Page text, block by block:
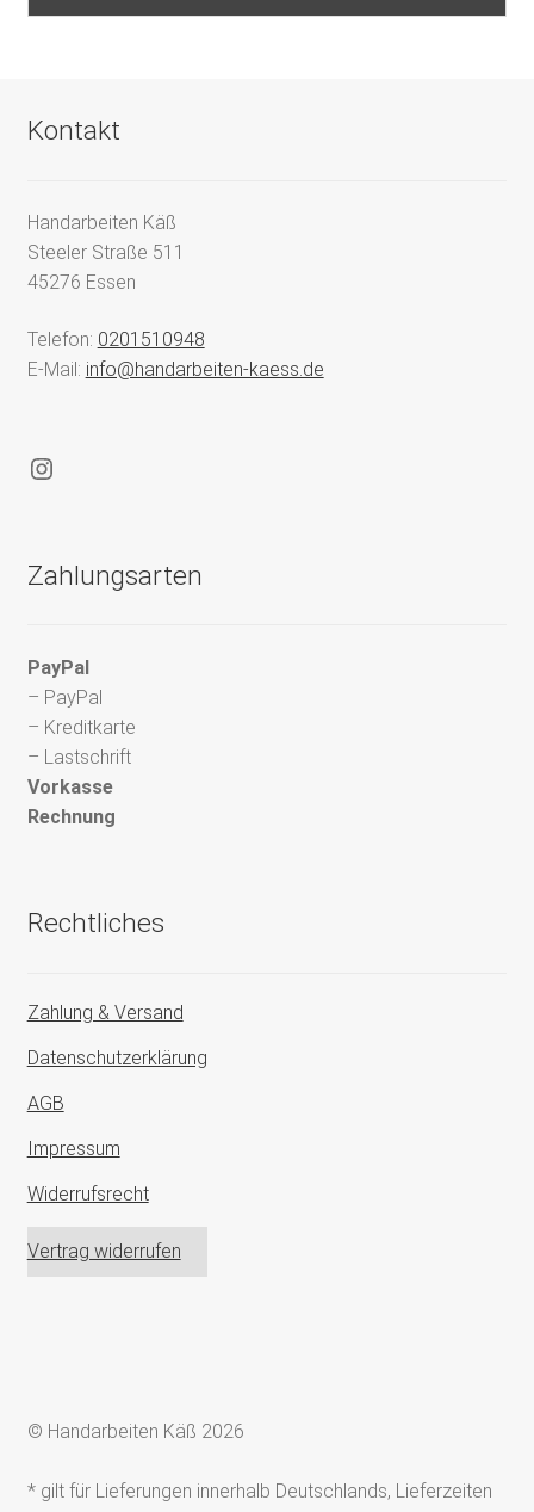
Kontakt
Handarbeiten Käß
Steeler Straße 511
45276 Essen
Telefon: 0201510948
E-Mail: info@handarbeiten-kaess.de
Instagram
Zahlungsarten
PayPal
– PayPal
– Kreditkarte
– Lastschrift
Vorkasse
Rechnung
Rechtliches
Zahlung & Versand
Datenschutzerklärung
AGB
Impressum
Widerrufsrecht
Vertrag widerrufen
© Handarbeiten Käß 2026
* gilt für Lieferungen innerhalb Deutschlands, Lieferzeiten